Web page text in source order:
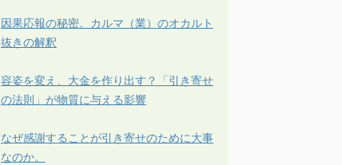
因果応報の秘密。カルマ（業）のオカルト
抜きの解釈
容姿を変え、大金を作り出す？「引き寄せ
の法則」が物質に与える影響
なぜ感謝することが引き寄せのために大事
なのか。